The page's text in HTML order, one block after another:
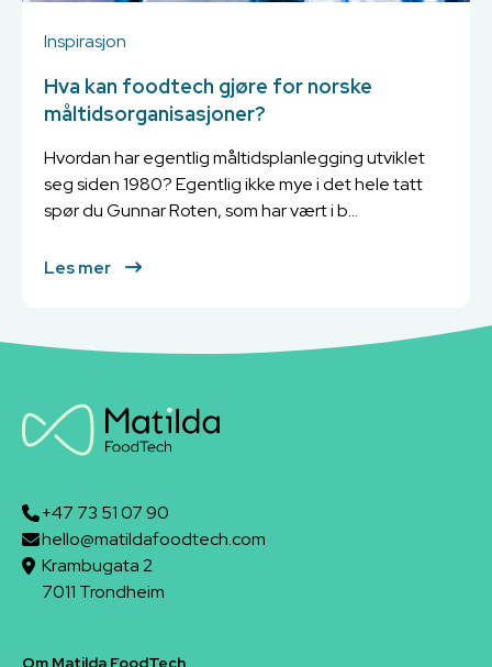
Inspirasjon
Hva kan foodtech gjøre for norske
måltidsorganisasjoner?
Hvordan har egentlig måltidsplanlegging utviklet
seg siden 1980? Egentlig ikke mye i det hele tatt
spør du Gunnar Roten, som har vært i b...
Les mer
+47 73 51 07 90
hello@matildafoodtech.com
Krambugata 2
7011 Trondheim
Om Matilda FoodTech